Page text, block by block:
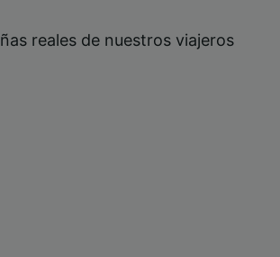
reales de nuestros viajeros